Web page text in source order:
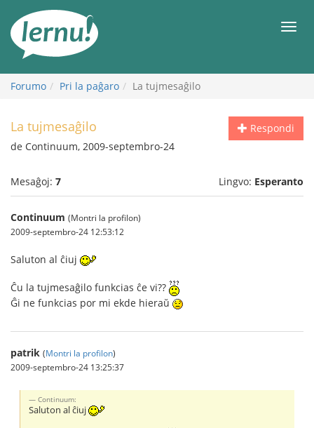
enhavo
Forumo Pri la paĝaro La tujmesaĝilo
Respondi
La tujmesaĝilo
de Continuum, 2009-septembro-24
Mesaĝoj: 7 Lingvo: Esperanto
Continuum (Montri la profilon)
2009-septembro-24 12:53:12
Saluton al ĉiuj
Ĉu la tujmesaĝilo funkcias ĉe vi??
Ĝi ne funkcias por mi ekde hieraŭ
patrik (Montri la profilon)
2009-septembro-24 13:25:37
Continuum:
Saluton al ĉiuj